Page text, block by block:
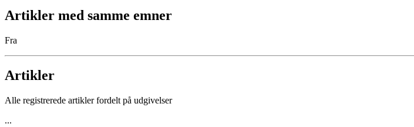
Artikler med samme emner
Fra
Artikler
Alle registrerede artikler fordelt på udgivelser
...